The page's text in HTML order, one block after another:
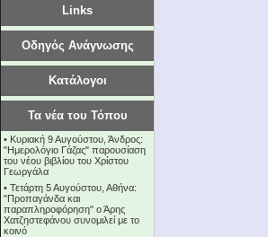
Links
Οδηγός Ανάγνωσης
Κατάλογοι
Τα νέα του Τόπου
• Κυριακή 9 Αυγούστου, Άνδρος:
"Ημερολόγιο Γάζας" παρουσίαση
του νέου βιβλίου του Χρίστου
Γεωργάλα
• Τετάρτη 5 Αυγούστου, Αθήνα:
"Προπαγάνδα και
παραπληροφόρηση" ο Άρης
Χατζηστεφάνου συνομιλεί με το
κοινό